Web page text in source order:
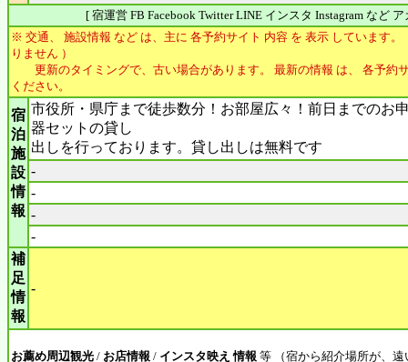
[ 宿運営 FB Facebook Twitter LINE インスタ Instagram など
※ 交通、 施設情報 など は、主に 各予約サイト 内容 を 表示 しています。
りません ）
更新のタイミングで、古い場合があります。 最新の情報 は、 各予約
ください。
宿
泊
施
設
情
報
市役所・県庁まで徒歩数分！お部屋広々！前日までのお
器セットの貸し
出しを行っております。貸し出しは無料です
-
-
-
-
補
足
情
報
-
お薦め周辺観光 / お店情報 / インスタ映え 情報 等 （宿から紹介場所が、